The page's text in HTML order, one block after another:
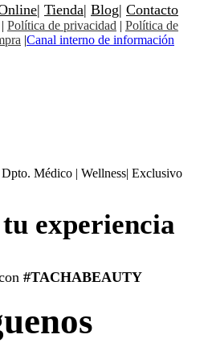
| Tienda| Blog| Contacto
| Política de privacidad | Política de
|Canal interno de información
Dpto. Médico | Wellness| Exclusivo
experiencia
#TACHABEAUTY